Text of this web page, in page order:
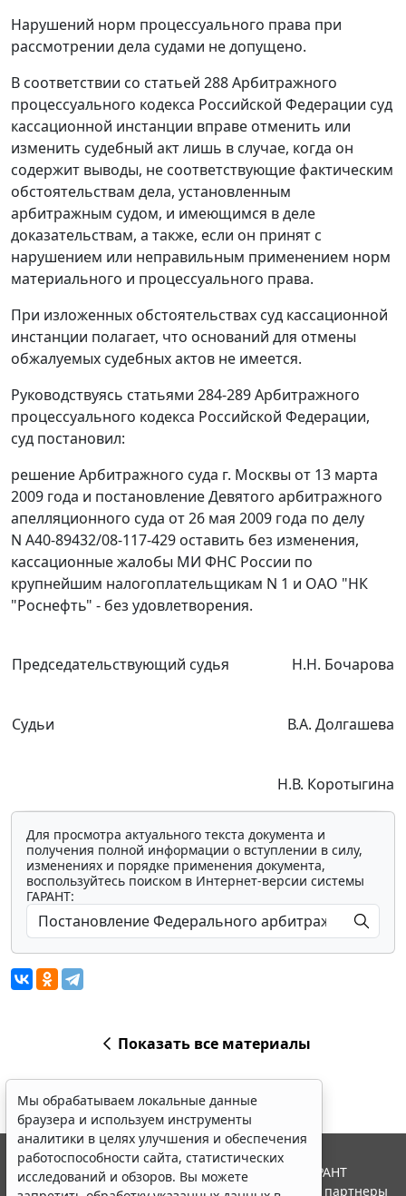
Нарушений норм процессуального права при
рассмотрении дела судами не допущено.
В соответствии со статьей 288Арбитражного
процессуального кодекса Российской Федерации суд
кассационной инстанции вправе отменить или
изменить судебный акт лишь в случае, когда он
содержит выводы, не соответствующие фактическим
обстоятельствам дела, установленным
арбитражным судом, и имеющимся в деле
доказательствам, а также, если он принят с
нарушением или неправильным применением норм
материального и процессуального права.
При изложенных обстоятельствах суд кассационной
инстанции полагает, что оснований для отмены
обжалуемых судебных актов не имеется.
Руководствуясь статьями 284-289Арбитражного
процессуального кодекса Российской Федерации,
суд постановил:
решение Арбитражного суда г. Москвы от 13 марта
2009 года и постановлениеДевятого арбитражного
апелляционного суда от 26 мая 2009 года по делу
N А40-89432/08-117-429 оставить без изменения,
кассационные жалобы МИ ФНС России по
крупнейшим налогоплательщикам N 1 и ОАО "НК
"Роснефть" - без удовлетворения.
Председательствующий судья Н.Н. Бочарова
Судьи В.А. Долгашева
Н.В. Коротыгина
Для просмотра актуального текста документа и
получения полной информации о вступлении в силу,
изменениях и порядке применения документа,
воспользуйтесь поиском в Интернет-версии системы
ГАРАНТ:
Показать все материалы
Мы обрабатываем локальные данные
браузера и используем инструменты
аналитики в целях улучшения и обеспечения
работоспособности сайта, статистических
исследований и обзоров. Вы можете
© ООО "НПП "ГАРАНТ-СЕРВИС", 2026. Система ГАРАНТ
выпускается с 1990 года. Компания "Гарант" и ее партнеры